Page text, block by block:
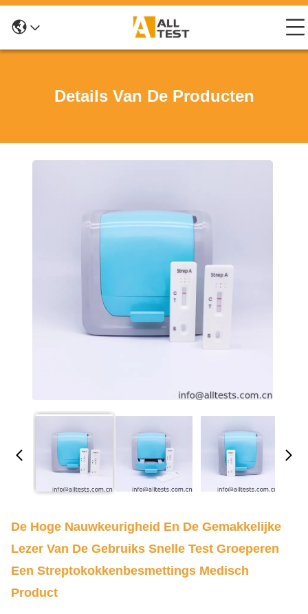
Details Van De Producten
De Hoge Nauwkeurigheid En De Gemakkelijke
Lezer Van De Gebruiks Snelle Test Groeperen
Een Streptokokkenbesmettings Medisch
Product